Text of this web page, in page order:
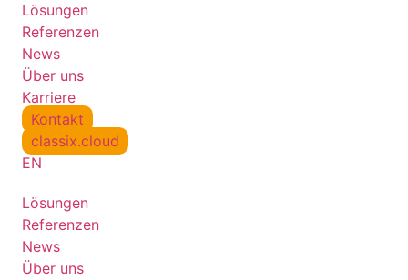
Lösungen
Referenzen
News
Über uns
Karriere
Kontakt
classix.cloud
EN
Lösungen
Referenzen
News
Über uns